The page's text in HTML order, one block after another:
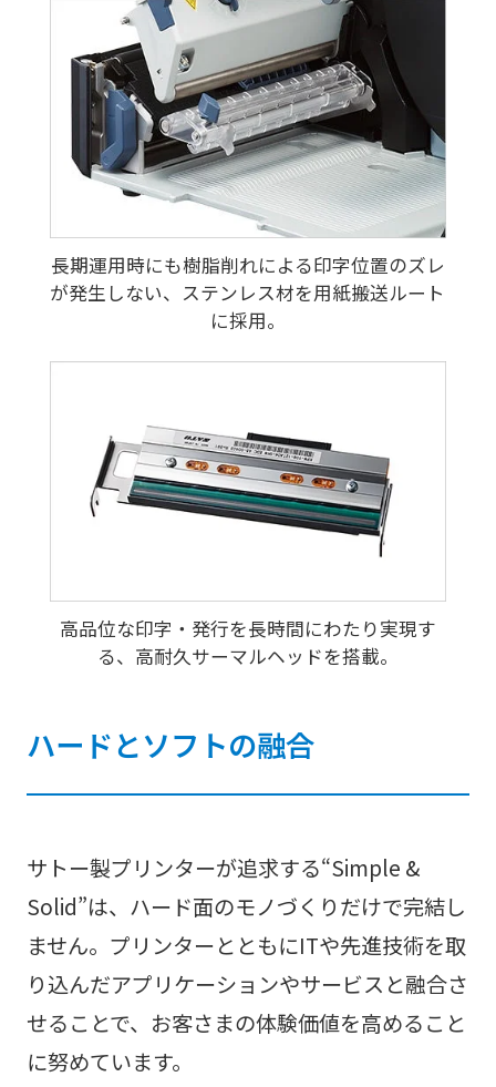
長期運用時にも樹脂削れによる印字位置のズレ
が発生しない、ステンレス材を用紙搬送ルート
に採用。
高品位な印字・発行を長時間にわたり実現す
る、高耐久サーマルヘッドを搭載。
ハードとソフトの融合
サトー製プリンターが追求する“Simple &
Solid”は、ハード面のモノづくりだけで完結し
ません。プリンターとともにITや先進技術を取
り込んだアプリケーションやサービスと融合さ
せることで、お客さまの体験価値を高めること
に努めています。